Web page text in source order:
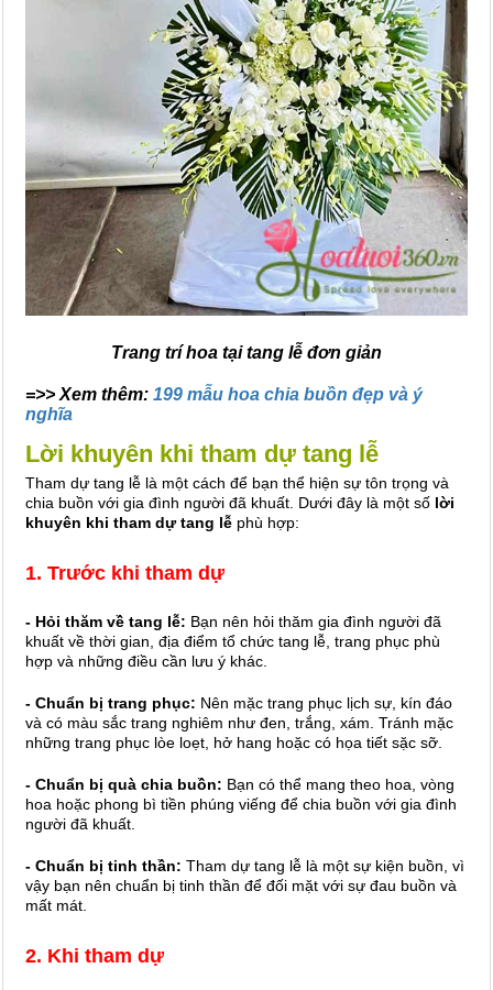
Trang trí hoa tại tang lễ đơn giản
=>> Xem thêm: 199 mẫu hoa chia buồn đẹp và ý
nghĩa
Lời khuyên khi tham dự tang lễ
Tham dự tang lễ là một cách để bạn thể hiện sự tôn trọng và
chia buồn với gia đình người đã khuất. Dưới đây là một số lời
khuyên khi tham dự tang lễ phù hợp:
1. Trước khi tham dự
- Hỏi thăm về tang lễ: Bạn nên hỏi thăm gia đình người đã
khuất về thời gian, địa điểm tổ chức tang lễ, trang phục phù
hợp và những điều cần lưu ý khác.
- Chuẩn bị trang phục: Nên mặc trang phục lịch sự, kín đáo
và có màu sắc trang nghiêm như đen, trắng, xám. Tránh mặc
những trang phục lòe loẹt, hở hang hoặc có họa tiết sặc sỡ.
- Chuẩn bị quà chia buồn: Bạn có thể mang theo hoa, vòng
hoa hoặc phong bì tiền phúng viếng để chia buồn với gia đình
người đã khuất.
- Chuẩn bị tinh thần: Tham dự tang lễ là một sự kiện buồn, vì
vậy bạn nên chuẩn bị tinh thần để đối mặt với sự đau buồn và
mất mát.
2. Khi tham dự